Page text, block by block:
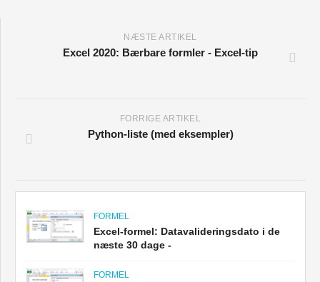
NÆSTE ARTIKEL
Excel 2020: Bærbare formler - Excel-tip
FORRIGE ARTIKEL
Python-liste (med eksempler)
FORMEL
Excel-formel: Datavalideringsdato i de
næste 30 dage -
FORMEL